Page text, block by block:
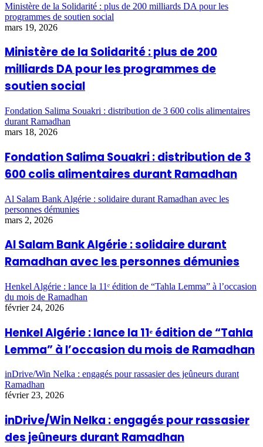
Ministère de la Solidarité : plus de 200 milliards DA pour les
programmes de soutien social
mars 19, 2026
Ministère de la Solidarité : plus de 200
milliards DA pour les programmes de
soutien social
Fondation Salima Souakri : distribution de 3 600 colis alimentaires
durant Ramadhan
mars 18, 2026
Fondation Salima Souakri : distribution de 3
600 colis alimentaires durant Ramadhan
Al Salam Bank Algérie : solidaire durant Ramadhan avec les
personnes démunies
mars 2, 2026
Al Salam Bank Algérie : solidaire durant
Ramadhan avec les personnes démunies
Henkel Algérie : lance la 11ᵉ édition de “Tahla Lemma” à l’occasion
du mois de Ramadhan
février 24, 2026
Henkel Algérie : lance la 11ᵉ édition de “Tahla
Lemma” à l’occasion du mois de Ramadhan
inDrive/Win Nelka : engagés pour rassasier des jeûneurs durant
Ramadhan
février 23, 2026
inDrive/Win Nelka : engagés pour rassasier
des jeûneurs durant Ramadhan